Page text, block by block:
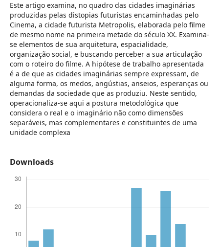
Este artigo examina, no quadro das cidades imaginárias
produzidas pelas distopias futuristas encaminhadas pelo
Cinema, a cidade futurista Metropolis, elaborada pelo filme
de mesmo nome na primeira metade do século XX. Examina-
se elementos de sua arquitetura, espacialidade,
organização social, e buscando perceber a sua articulação
com o roteiro do filme. A hipótese de trabalho apresentada
é a de que as cidades imaginárias sempre expressam, de
alguma forma, os medos, angústias, anseios, esperanças ou
demandas da sociedade que as produziu. Neste sentido,
operacionaliza-se aqui a postura metodológica que
considera o real e o imaginário não como dimensões
separáveis, mas complementares e constituintes de uma
unidade complexa
Downloads